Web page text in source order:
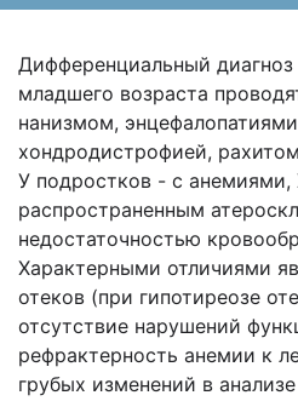
Дифференциальный диагноз
младшего возраста
нанизмом,
хондродистрофией,
У подростков - с
распространенным
недостаточностью
Характерными отличиями
отеков (при гипотиреозе
отсутствие нарушений
рефрактерность анемии к
грубых изменений в